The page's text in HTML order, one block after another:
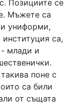
Позициите се
Мъжете са
униформи,
са,
- млади и
поне с
са били
от същата